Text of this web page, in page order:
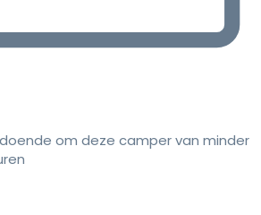
om deze camper van minder